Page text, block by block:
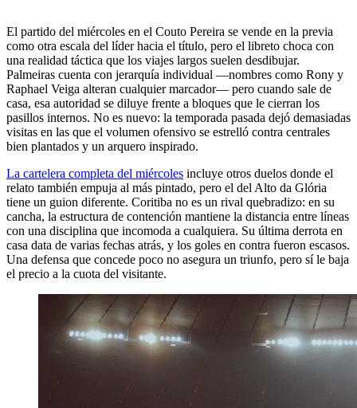
El partido del miércoles en el Couto Pereira se vende en la previa
como otra escala del líder hacia el título, pero el libreto choca con
una realidad táctica que los viajes largos suelen desdibujar.
Palmeiras cuenta con jerarquía individual —nombres como Rony y
Raphael Veiga alteran cualquier marcador— pero cuando sale de
casa, esa autoridad se diluye frente a bloques que le cierran los
pasillos internos. No es nuevo: la temporada pasada dejó demasiadas
visitas en las que el volumen ofensivo se estrelló contra centrales
bien plantados y un arquero inspirado.
La cartelera completa del miércoles incluye otros duelos donde el
relato también empuja al más pintado, pero el del Alto da Glória
tiene un guion diferente. Coritiba no es un rival quebradizo: en su
cancha, la estructura de contención mantiene la distancia entre líneas
con una disciplina que incomoda a cualquiera. Su última derrota en
casa data de varias fechas atrás, y los goles en contra fueron escasos.
Una defensa que concede poco no asegura un triunfo, pero sí le baja
el precio a la cuota del visitante.